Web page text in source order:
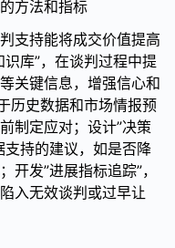
方法和指标
支持能将成交价值提高
库”，在谈判过程中提
关键信息，增强信心和
历史数据和市场情报预
制定应对；设计”决策
支持的建议，如是否降
发”进展指标追踪”，
入无效谈判或过早让